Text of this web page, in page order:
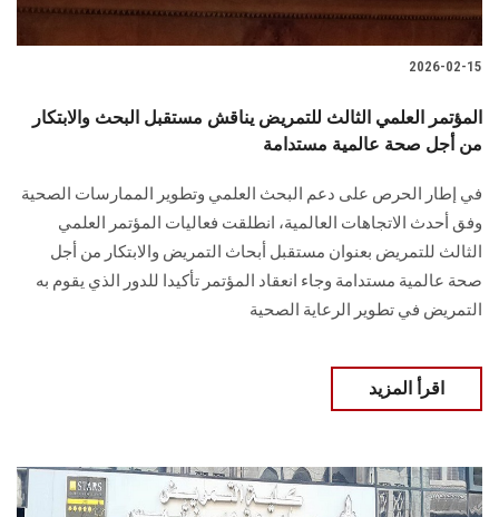
2026-02-15
المؤتمر العلمي الثالث للتمريض يناقش مستقبل البحث والابتكار
من أجل صحة عالمية مستدامة
في إطار الحرص على دعم البحث العلمي وتطوير الممارسات الصحية
وفق أحدث الاتجاهات العالمية، انطلقت فعاليات المؤتمر العلمي
الثالث للتمريض بعنوان مستقبل أبحاث التمريض والابتكار من أجل
صحة عالمية مستدامة وجاء انعقاد المؤتمر تأكيدا للدور الذي يقوم به
التمريض في تطوير الرعاية الصحية
اقرأ المزيد